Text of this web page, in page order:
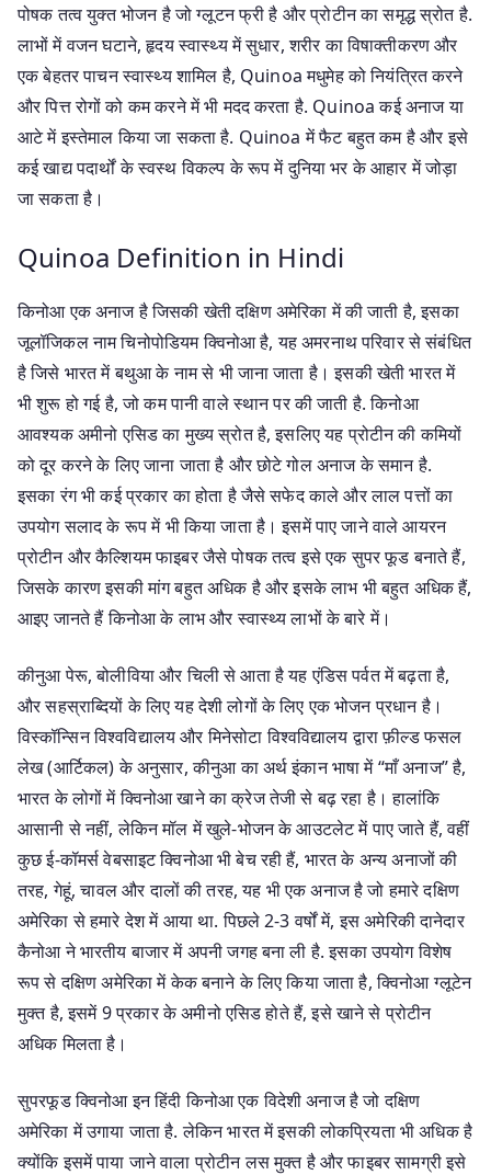
पोषक तत्व युक्त भोजन है जो ग्लूटन फ्री है और प्रोटीन का समृद्ध स्रोत है.
लाभों में वजन घटाने, हृदय स्वास्थ्य में सुधार, शरीर का विषाक्तीकरण और
एक बेहतर पाचन स्वास्थ्य शामिल है, Quinoa मधुमेह को नियंत्रित करने
और पित्त रोगों को कम करने में भी मदद करता है. Quinoa कई अनाज या
आटे में इस्तेमाल किया जा सकता है. Quinoa में फैट बहुत कम है और इसे
कई खाद्य पदार्थों के स्वस्थ विकल्प के रूप में दुनिया भर के आहार में जोड़ा
जा सकता है।
Quinoa Definition in Hindi
किनोआ एक अनाज है जिसकी खेती दक्षिण अमेरिका में की जाती है, इसका
जूलॉजिकल नाम चिनोपोडियम क्विनोआ है, यह अमरनाथ परिवार से संबंधित
है जिसे भारत में बथुआ के नाम से भी जाना जाता है। इसकी खेती भारत में
भी शुरू हो गई है, जो कम पानी वाले स्थान पर की जाती है. किनोआ
आवश्यक अमीनो एसिड का मुख्य स्रोत है, इसलिए यह प्रोटीन की कमियों
को दूर करने के लिए जाना जाता है और छोटे गोल अनाज के समान है.
इसका रंग भी कई प्रकार का होता है जैसे सफेद काले और लाल पत्तों का
उपयोग सलाद के रूप में भी किया जाता है। इसमें पाए जाने वाले आयरन
प्रोटीन और कैल्शियम फाइबर जैसे पोषक तत्व इसे एक सुपर फूड बनाते हैं,
जिसके कारण इसकी मांग बहुत अधिक है और इसके लाभ भी बहुत अधिक हैं,
आइए जानते हैं किनोआ के लाभ और स्वास्थ्य लाभों के बारे में।
कीनुआ पेरू, बोलीविया और चिली से आता है यह एंडिस पर्वत में बढ़ता है,
और सहस्राब्दियों के लिए यह देशी लोगों के लिए एक भोजन प्रधान है।
विस्कॉन्सिन विश्वविद्यालय और मिनेसोटा विश्वविद्यालय द्वारा फ़ील्ड फसल
लेख (आर्टिकल) के अनुसार, कीनुआ का अर्थ इंकान भाषा में “माँ अनाज” है,
भारत के लोगों में क्विनोआ खाने का क्रेज तेजी से बढ़ रहा है। हालांकि
आसानी से नहीं, लेकिन मॉल में खुले-भोजन के आउटलेट में पाए जाते हैं, वहीं
कुछ ई-कॉमर्स वेबसाइट क्विनोआ भी बेच रही हैं, भारत के अन्य अनाजों की
तरह, गेहूं, चावल और दालों की तरह, यह भी एक अनाज है जो हमारे दक्षिण
अमेरिका से हमारे देश में आया था. पिछले 2-3 वर्षों में, इस अमेरिकी दानेदार
कैनोआ ने भारतीय बाजार में अपनी जगह बना ली है. इसका उपयोग विशेष
रूप से दक्षिण अमेरिका में केक बनाने के लिए किया जाता है, क्विनोआ ग्लूटेन
मुक्त है, इसमें 9 प्रकार के अमीनो एसिड होते हैं, इसे खाने से प्रोटीन
अधिक मिलता है।
सुपरफूड क्विनोआ इन हिंदी किनोआ एक विदेशी अनाज है जो दक्षिण
अमेरिका में उगाया जाता है. लेकिन भारत में इसकी लोकप्रियता भी अधिक है
क्योंकि इसमें पाया जाने वाला प्रोटीन लस मुक्त है और फाइबर सामग्री इसे